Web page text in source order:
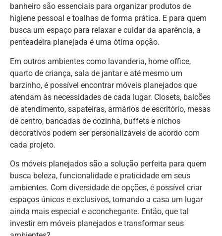
banheiro são essenciais para organizar produtos de
higiene pessoal e toalhas de forma prática. E para quem
busca um espaço para relaxar e cuidar da aparência, a
penteadeira planejada é uma ótima opção.
Em outros ambientes como lavanderia, home office,
quarto de criança, sala de jantar e até mesmo um
barzinho, é possível encontrar móveis planejados que
atendam às necessidades de cada lugar. Closets, balcões
de atendimento, sapateiras, armários de escritório, mesas
de centro, bancadas de cozinha, buffets e nichos
decorativos podem ser personalizáveis de acordo com
cada projeto.
Os móveis planejados são a solução perfeita para quem
busca beleza, funcionalidade e praticidade em seus
ambientes. Com diversidade de opções, é possível criar
espaços únicos e exclusivos, tornando a casa um lugar
ainda mais especial e aconchegante. Então, que tal
investir em móveis planejados e transformar seus